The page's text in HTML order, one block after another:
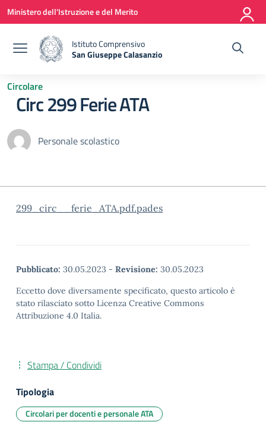
Vai ai contenuti
Vai al menu di navigazione
Vai al footer
Ministero dell'Istruzione e del Merito
Istituto Comprensivo
San Giuseppe Calasanzio
Circolare
Circ 299 Ferie ATA
Personale scolastico
299_circ__ferie_ATA.pdf.pades
Pubblicato: 30.05.2023 - Revisione: 30.05.2023
Eccetto dove diversamente specificato, questo articolo è
stato rilasciato sotto Licenza Creative Commons
Attribuzione 4.0 Italia.
Stampa / Condividi
Tipologia
Circolari per docenti e personale ATA